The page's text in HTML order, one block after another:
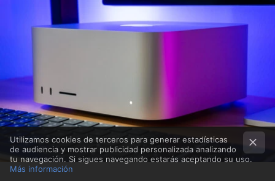
Utilizamos cookies de terceros para generar estadísticas
de audiencia y mostrar publicidad personalizada analizando
tu navegación. Si sigues navegando estarás aceptando su uso.
Más información